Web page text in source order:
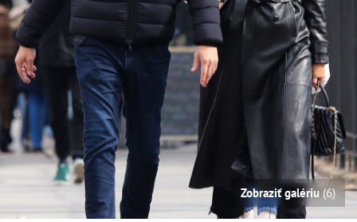
Zobraziť galériu (6)